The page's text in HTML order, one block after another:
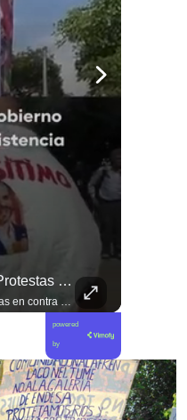
🇨🇴🪧 #Colombia | Protestas En Contra De La Toma De Posesión De Abelardo Son Lideradas Por Iván Cepeda
🇨🇴🪧 #Colombia | Protestas en contra de la toma de posesión de Abelardo son lideradas por Iván Cepeda
powered
by